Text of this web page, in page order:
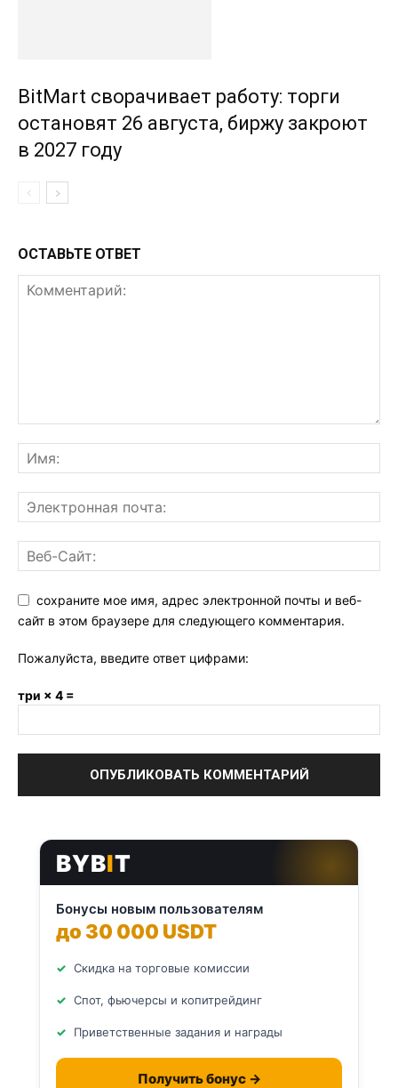
BitMart сворачивает работу: торги
остановят 26 августа, биржу закроют
в 2027 году
ОСТАВЬТЕ ОТВЕТ
сохраните мое имя, адрес электронной почты и веб-
сайт в этом браузере для следующего комментария.
Пожалуйста, введите ответ цифрами:
три × 4 =
BYBIT
Бонусы новым пользователям
до 30 000 USDT
Скидка на торговые комиссии
Спот, фьючерсы и копитрейдинг
Приветственные задания и награды
Получить бонус →